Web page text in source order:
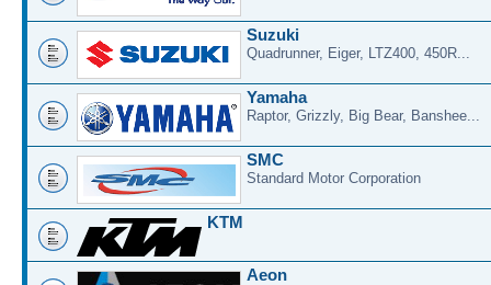
Suzuki
Quadrunner, Eiger, LTZ400, 450R...
Yamaha
Raptor, Grizzly, Big Bear, Banshee...
SMC
Standard Motor Corporation
KTM
Aeon